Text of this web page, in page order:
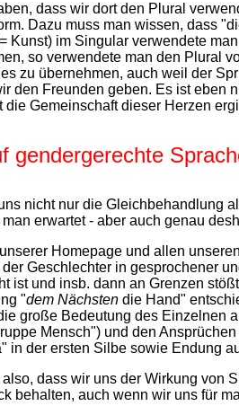
dass wir dort den Plural
Dazu muss man wissen, dass
Kunst) im Singular verwendete
so verwendete man den Plural
zu übernehmen, auch weil der
den Freunden geben. Es ist eben
Gemeinschaft dieser Herzen
gendergerechte
nicht nur die Gleichbehandlung
erwartet - aber auch genau
Homepage und allen
Geschlechter in gesprochener
ist und insb. dann an Grenzen
"dem Nächsten die Hand"
große Bedeutung des
Mensch") und den
in der ersten Silbe sowie Endung
dass wir uns der Wirkung
behalten, auch wenn wir uns für